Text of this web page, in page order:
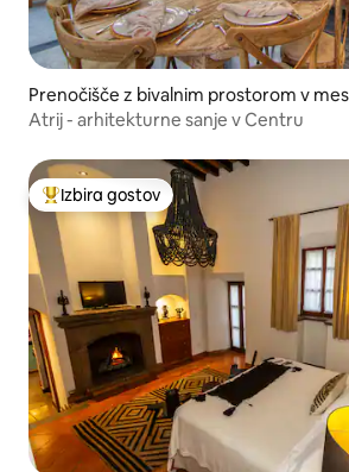
Prenočišče z bivalnim prostorom v
uel de Allende
Atrij - arhitekturne sanje v Centru
Najbolj priljubljena prenočišča z značko
Izbira gostov